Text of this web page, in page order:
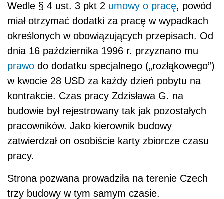
Wedle § 4 ust. 3 pkt 2 umowy o pracę, powód
miał otrzymać dodatki za pracę w wypadkach
określonych w obowiązujących przepisach. Od
dnia 16 października 1996 r. przyznano mu
prawo do dodatku specjalnego („rozłąkowego”)
w kwocie 28 USD za każdy dzień pobytu na
kontrakcie. Czas pracy Zdzisława G. na
budowie był rejestrowany tak jak pozostałych
pracowników. Jako kierownik budowy
zatwierdzał on osobiście karty zbiorcze czasu
pracy.
Strona pozwana prowadziła na terenie Czech
trzy budowy w tym samym czasie.